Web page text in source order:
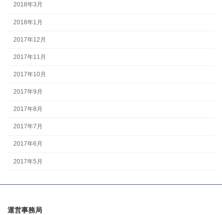
2018年3月
2018年1月
2017年12月
2017年11月
2017年10月
2017年9月
2017年8月
2017年7月
2017年6月
2017年5月
運営事務局